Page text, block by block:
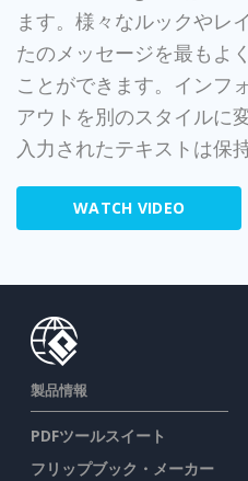
ます。様々なルックやレ
たのメッセージを最もよ
ことができます。インフ
アウトを別のスタイルに
入力されたテキストは保
WATCH VIDEO
製品情報
PDFツールスイート
フリップブック・メーカー